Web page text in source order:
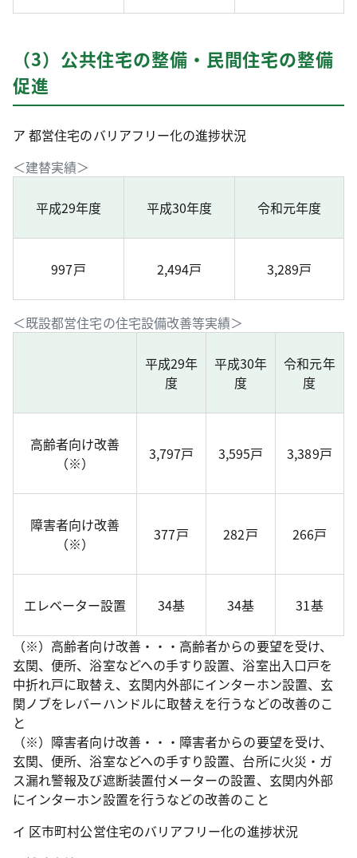
（3）公共住宅の整備・民間住宅の整備
促進
ア 都営住宅のバリアフリー化の進捗状況
＜建替実績＞
平成29年度 平成30年度 令和元年度
997戸 2,494戸 3,289戸
＜既設都営住宅の住宅設備改善等実績＞
平成29年
度
平成30年
度
令和元年
度
高齢者向け改善
（※）
3,797戸 3,595戸 3,389戸
障害者向け改善
（※）
377戸 282戸 266戸
エレベーター設置 34基 34基 31基
（※）高齢者向け改善・・・高齢者からの要望を受け、
玄関、便所、浴室などへの手すり設置、浴室出入口戸を
中折れ戸に取替え、玄関内外部にインターホン設置、玄
関ノブをレバーハンドルに取替えを行うなどの改善のこ
と
（※）障害者向け改善・・・障害者からの要望を受け、
玄関、便所、浴室などへの手すり設置、台所に火災・ガ
ス漏れ警報及び遮断装置付メーターの設置、玄関内外部
にインターホン設置を行うなどの改善のこと
イ 区市町村公営住宅のバリアフリー化の進捗状況